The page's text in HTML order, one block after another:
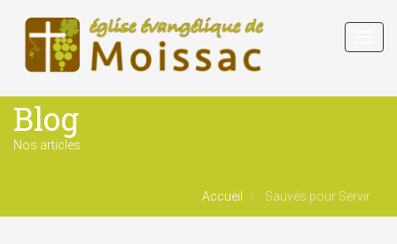
Blog
Nos articles
Accueil Sauvés pour Servir